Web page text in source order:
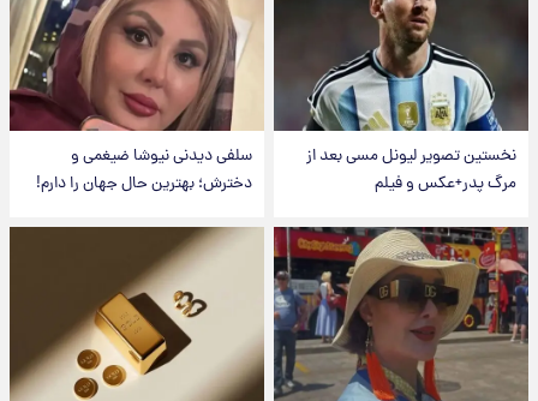
نخستین تصویر لیونل مسی بعد از
مرگ پدر+عکس و فیلم
سلفی دیدنی نیوشا ضیغمی و
دخترش؛ بهترین حال جهان را دارم!